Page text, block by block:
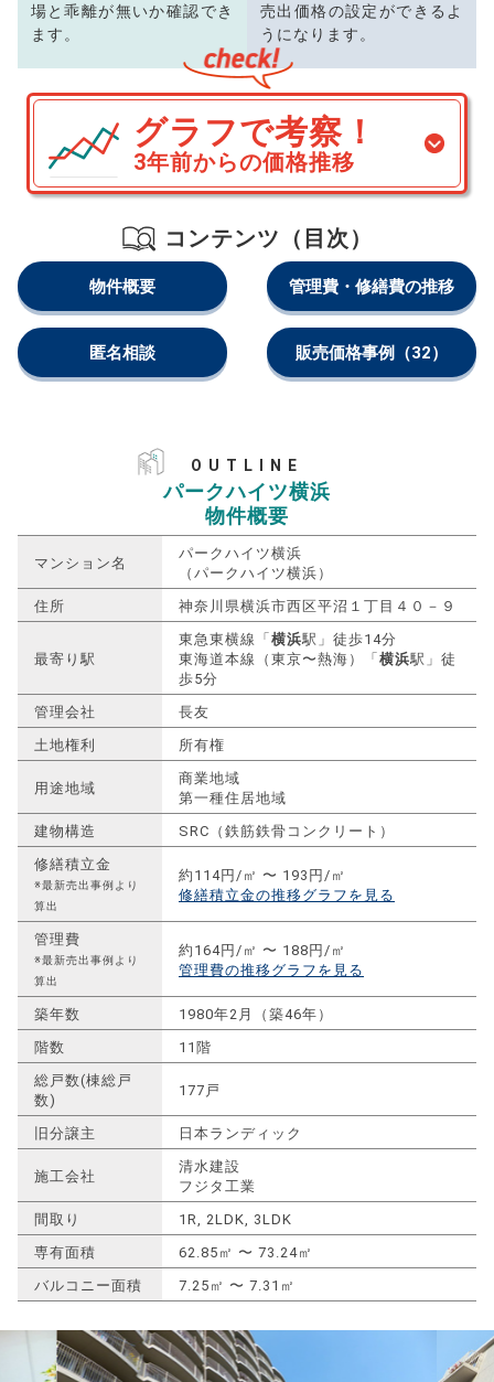
場と乖離が無いか確認でき
ます。
売出価格の設定ができるよ
うになります。
グラフで考察！
3年前からの価格推移
コンテンツ（目次）
物件概要 管理費・修繕費の推移
匿名相談 販売価格事例 （32）
OUTLINE
パークハイツ横浜
物件概要
マンション名
パークハイツ横浜
（パークハイツ横浜）
住所
神奈川県横浜市西区平沼１丁目４０－９
最寄り駅
東急東横線「横浜駅」徒歩14分
東海道本線（東京〜熱海）「横浜駅」徒
歩5分
管理会社
長友
土地権利
所有権
用途地域
商業地域
第一種住居地域
建物構造
SRC（鉄筋鉄骨コンクリート）
修繕積立金
※最新売出事例より
算出
約114円/㎡ 〜 193円/㎡
修繕積立金の推移グラフを見る
管理費
※最新売出事例より
算出
約164円/㎡ 〜 188円/㎡
管理費の推移グラフを見る
築年数
1980年2月（築46年）
階数
11階
総戸数(棟総戸
数)
177戸
旧分譲主 日本ランディック
施工会社
清水建設
フジタ工業
間取り
1R, 2LDK, 3LDK
専有面積
62.85㎡ 〜 73.24㎡
バルコニー面積
7.25㎡ 〜 7.31㎡